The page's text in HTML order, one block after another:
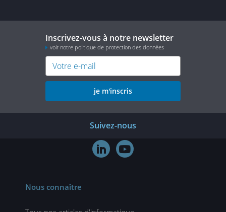
Inscrivez-vous à notre newsletter
voir notre politique de protection des données
je m'inscris
Suivez-nous
 
Nous connaître